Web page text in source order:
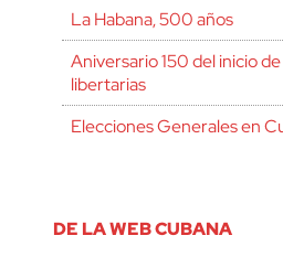
La Habana, 500 años
Aniversario 150 del inicio
libertarias
Elecciones Generales en
DE LA WEB CUBANA